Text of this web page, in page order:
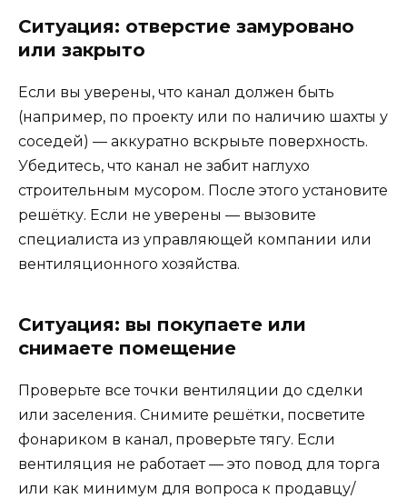
Ситуация: отверстие замуровано
или закрыто
Если вы уверены, что канал должен быть
(например, по проекту или по наличию шахты у
соседей) — аккуратно вскрыьте поверхность.
Убедитесь, что канал не забит наглухо
строительным мусором. После этого установите
решётку. Если не уверены — вызовите
специалиста из управляющей компании или
вентиляционного хозяйства.
Ситуация: вы покупаете или
снимаете помещение
Проверьте все точки вентиляции до сделки
или заселения. Снимите решётки, посветите
фонариком в канал, проверьте тягу. Если
вентиляция не работает — это повод для торга
или как минимум для вопроса к продавцу/